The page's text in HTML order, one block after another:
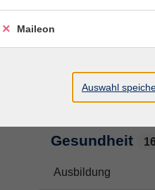
Online Sprachen
Gesundheit
Ausbildung
Maileon
Auswahl